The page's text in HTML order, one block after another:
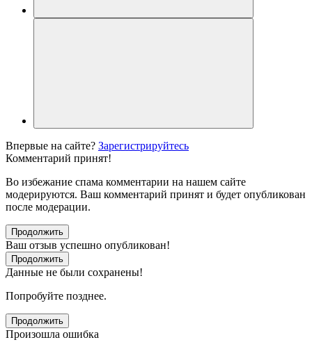
Впервые на сайте? Зарегистрируйтесь
Комментарий принят!
Во избежание спама комментарии на нашем сайте
модерируются. Ваш комментарий принят и будет опубликован
после модерации.
Продолжить
Ваш отзыв успешно опубликован!
Продолжить
Данные не были сохранены!
Попробуйте позднее.
Продолжить
Произошла ошибка